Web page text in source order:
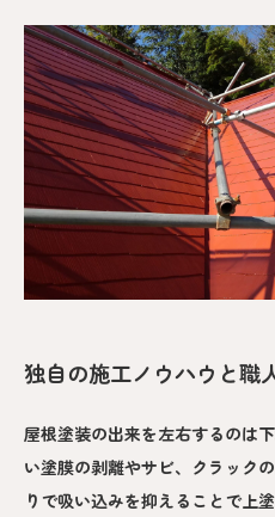
独自の施工ノウハウと職
屋根塗装の出来を左右するのは
い塗膜の剥離やサビ、クラック
りで吸い込みを抑えることで上